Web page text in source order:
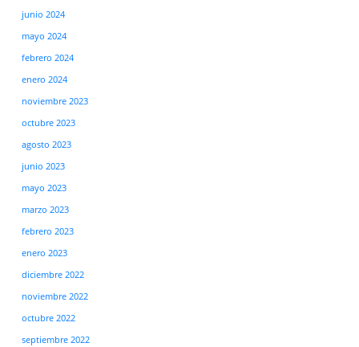
junio 2024
mayo 2024
febrero 2024
enero 2024
noviembre 2023
octubre 2023
agosto 2023
junio 2023
mayo 2023
marzo 2023
febrero 2023
enero 2023
diciembre 2022
noviembre 2022
octubre 2022
septiembre 2022